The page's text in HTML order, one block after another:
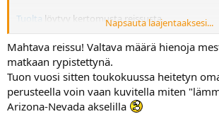
Tuolta löytyy kertomusta reissusta.
Heitä viestiä jos haluat jostain pätkästä
Napsauta laajentaaksesi...
Mahtava reissu! Valtava määrä hienoja
matkaan rypistettynä.
Tuon vuosi sitten toukokuussa heitetyn
perusteella voin vaan kuvitella miten
Arizona-Nevada akselilla